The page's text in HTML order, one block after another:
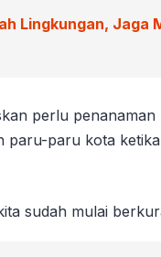
Lingkungan, Jaga
perlu penanaman
paru-paru kota
sudah mulai